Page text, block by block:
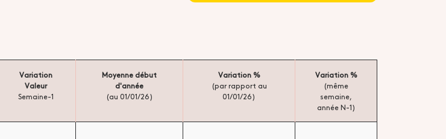
Variation
Valeur
Semaine-1
Moyenne début
d'année
(au 01/01/26)
Variation %
(par rapport au
01/01/26)
Variation %
(même
semaine,
année N-1)